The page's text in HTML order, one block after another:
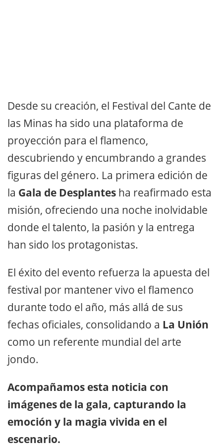
Desde su creación, el Festival del Cante de
las Minas ha sido una plataforma de
proyección para el flamenco,
descubriendo y encumbrando a grandes
figuras del género. La primera edición de
la Gala de Desplantes ha reafirmado esta
misión, ofreciendo una noche inolvidable
donde el talento, la pasión y la entrega
han sido los protagonistas.
El éxito del evento refuerza la apuesta del
festival por mantener vivo el flamenco
durante todo el año, más allá de sus
fechas oficiales, consolidando a La Unión
como un referente mundial del arte
jondo.
Acompañamos esta noticia con
imágenes de la gala, capturando la
emoción y la magia vivida en el
escenario.